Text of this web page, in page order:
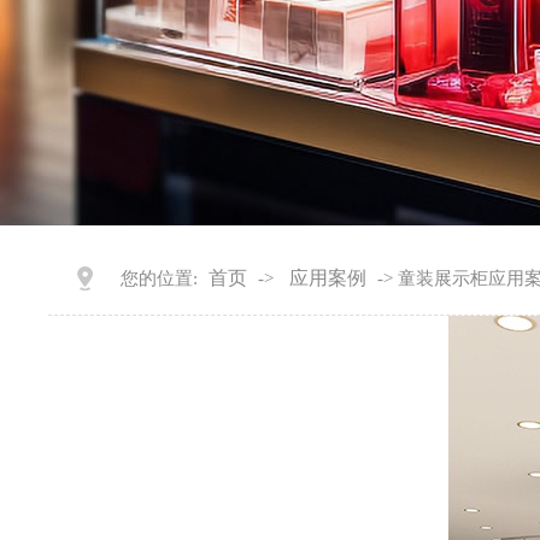
您的位置: 首页 -> 应用案例 -> 童装展示柜应用